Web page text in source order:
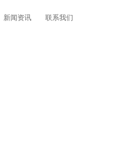
新闻资讯 联系我们